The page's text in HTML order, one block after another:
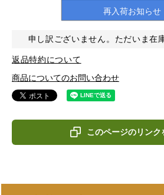
再入荷お知らせ
申し訳ございません。ただいま在
返品特約について
商品についてのお問い合わせ
このページのリンク